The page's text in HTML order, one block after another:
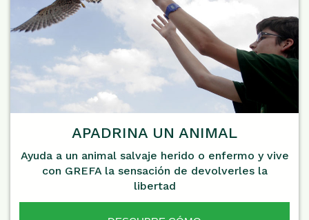
APADRINA UN ANIMAL
Ayuda a un animal salvaje herido o enfermo y vive
con GREFA la sensación de devolverles la
libertad